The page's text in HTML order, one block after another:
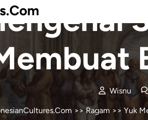
Wisnu
>>Ragam >> Yuk